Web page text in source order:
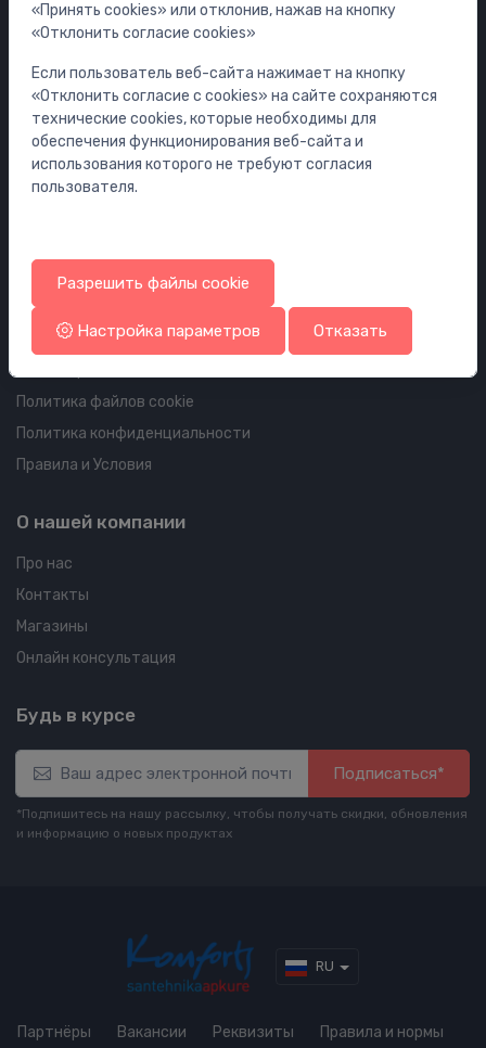
Душ
Мебель
Инсталляции
Сифоны
Водостоки для пола и ванной
Информация об аккаунте и доставке
Ваш аккаунт
Ваши заказы
Политика файлов cookie
Политика конфиденциальности
Правила и Условия
О нашей компании
Про нас
Контакты
Магазины
Онлайн консультация
Будь в курсе
Подписаться*
*Подпишитесь на нашу рассылку, чтобы получать скидки, обновления
и информацию о новых продуктах
RU
Партнёры Вакансии Реквизиты Правила и нормы
«Принять cookies» или отклонив, нажав на кнопку
«Отклонить согласие cookies»
Если пользователь веб-сайта нажимает на кнопку
«Отклонить согласие с cookies» на сайте сохраняются
технические cookies, которые необходимы для
обеспечения функционирования веб-сайта и
использования которого не требуют согласия
пользователя.
Разрешить файлы cookie
Настройка параметров Отказать